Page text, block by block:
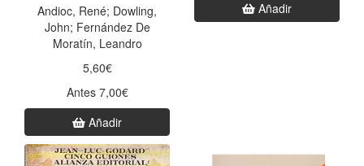
Andioc, René; Dowling,
John; Fernández De
Moratín, Leandro
5,60€
Antes 7,00€
Añadir
Añadir